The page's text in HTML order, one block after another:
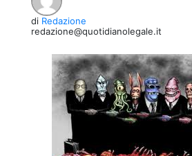
di Redazione
redazione@quotidianolegale.it